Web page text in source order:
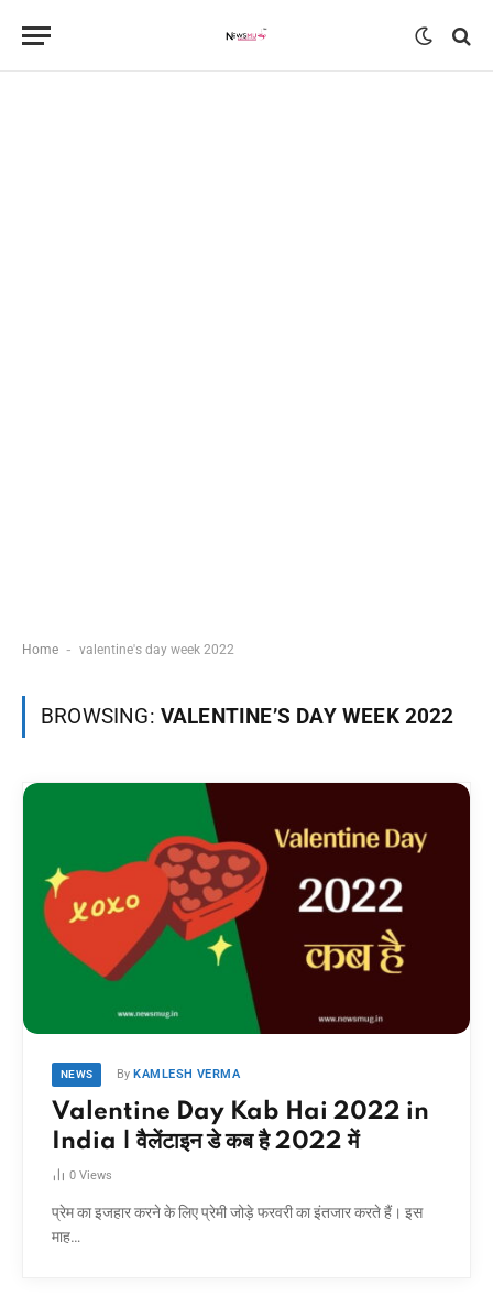
Home - valentine's day week 2022
BROWSING: VALENTINE’S DAY WEEK 2022
NEWS By KAMLESH VERMA
Valentine Day Kab Hai 2022 in
India | वैलेंटाइन डे कब है 2022 में
0 Views
प्रेम का इजहार करने के लिए प्रेमी जोड़े फरवरी का इंतजार करते हैं। इस
माह…